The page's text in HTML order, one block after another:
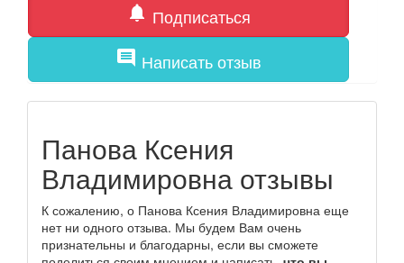
notifications Подписаться
comment Написать отзыв
Панова Ксения
Владимировна отзывы
К сожалению, о Панова Ксения Владимировна еще
нет ни одного отзыва. Мы будем Вам очень
признательны и благодарны, если вы сможете